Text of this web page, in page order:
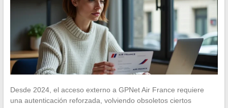
Desde 2024, el acceso externo a GPNet Air France requiere
una autenticación reforzada, volviendo obsoletos ciertos